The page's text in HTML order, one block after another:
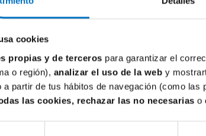
cookies
propias y de terceros para garantizar el
o región), analizar el uso de la web y
a partir de tus hábitos de navegación (como las
las cookies, rechazar las no necesarias o